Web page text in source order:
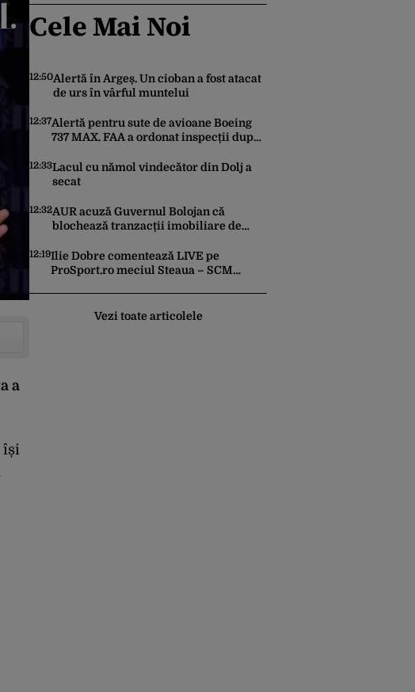
a
își
Cele Mai Noi
12:50Alertă în Argeș. Un cioban a fost atacat
de urs în vârful muntelui
12:37Alertă pentru sute de avioane Boeing
737 MAX. FAA a ordonat inspecții după
principală a aeronavelor
12:33Lacul cu nămol vindecător din Dolj a
secat
12:32AUR acuză Guvernul Bolojan că
blochează tranzacții imobiliare de
12:19Ilie Dobre comentează LIVE pe
ProSport.ro meciul Steaua – SCM
Vezi toate articolele